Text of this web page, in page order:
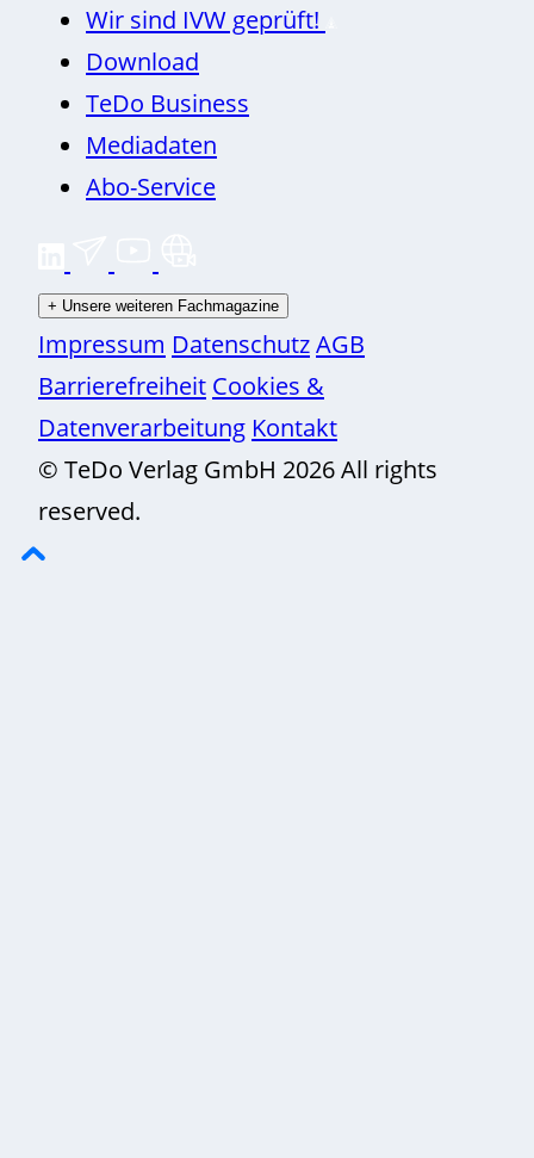
Wir sind IVW geprüft!
Download
TeDo Business
Mediadaten
Abo-Service
+ Unsere weiteren Fachmagazine
Impressum DatenschutzAGB
Barrierefreiheit Cookies &
Datenverarbeitung Kontakt
© TeDo Verlag GmbH 2026 All rights
reserved.